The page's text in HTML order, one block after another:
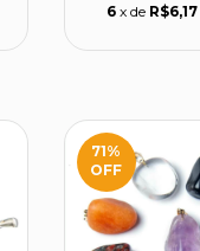
6 x de R$6,17
71%
OFF